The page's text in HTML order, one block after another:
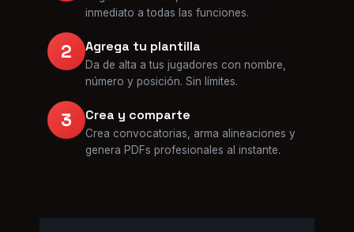
inmediato a todas las funciones.
2 Agrega tu plantilla
Da de alta a tus jugadores con nombre,
número y posición. Sin límites.
3 Crea y comparte
Crea convocatorias, arma alineaciones y
genera PDFs profesionales al instante.